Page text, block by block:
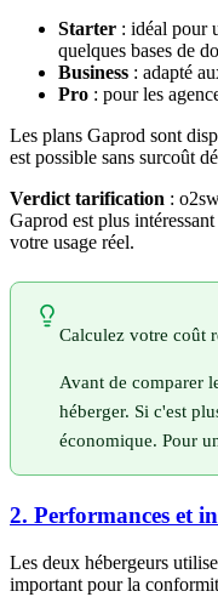
Starter : idéal pour
quelques bases de
Business : adapté
Pro : pour les
Les plans Gaprod sont
est possible sans surcoût
Verdict tarification :
Gaprod est plus
votre usage réel.
Calculez votre coût
Avant de comparer
héberger. Si c'est
économique. Pour
2. Performances et
Les deux hébergeurs
important pour la